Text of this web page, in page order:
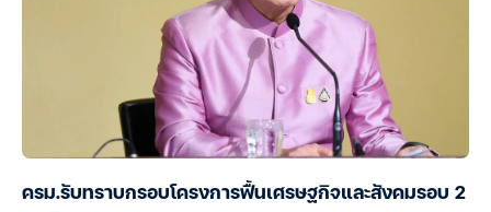
ครม.รับทราบกรอบโครงการฟื้นเศรษฐกิจและสังคมรอบ 2